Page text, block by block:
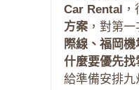
Car Rental
方案 ，對第
際線、福岡
什麼要優先
給準備安排九